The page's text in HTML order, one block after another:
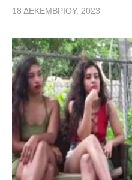
18 ΔΕΚΕΜΒΡΊΟΥ, 2023